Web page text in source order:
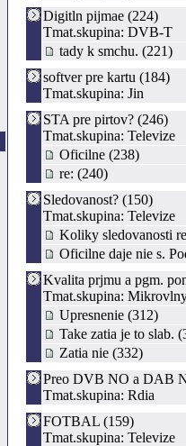
Digitln pijmae (224)
Tmat.skupina: DVB-T
tady k smchu. (221)
softver pre kartu (184)
Tmat.skupina: Jin
STA pre pirtov? (246)
Tmat.skupina: Televize
Oficilne (238)
re: (240)
Sledovanost? (150)
Tmat.skupina: Televize
Koliky sledovanosti
Oficilne daje nie s.
Kvalita prjmu a pgm.
Tmat.skupina:
Upresnenie (312)
Take zatia je to slab.
Zatia nie (332)
Preo DVB NO a DAB
Tmat.skupina: Rdia
FOTBAL (159)
Tmat.skupina: Televize